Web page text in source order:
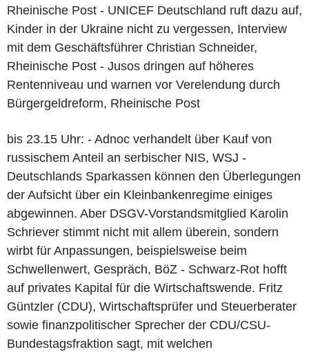
Rheinische Post - UNICEF Deutschland ruft dazu auf,
Kinder in der Ukraine nicht zu vergessen, Interview
mit dem Geschäftsführer Christian Schneider,
Rheinische Post - Jusos dringen auf höheres
Rentenniveau und warnen vor Verelendung durch
Bürgergeldreform, Rheinische Post
bis 23.15 Uhr: - Adnoc verhandelt über Kauf von
russischem Anteil an serbischer NIS, WSJ -
Deutschlands Sparkassen können den Überlegungen
der Aufsicht über ein Kleinbankenregime einiges
abgewinnen. Aber DSGV-Vorstandsmitglied Karolin
Schriever stimmt nicht mit allem überein, sondern
wirbt für Anpassungen, beispielsweise beim
Schwellenwert, Gespräch, BöZ - Schwarz-Rot hofft
auf privates Kapital für die Wirtschaftswende. Fritz
Güntzler (CDU), Wirtschaftsprüfer und Steuerberater
sowie finanzpolitischer Sprecher der CDU/CSU-
Bundestagsfraktion sagt, mit welchen